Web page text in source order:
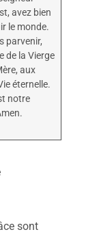
avez bien
le monde.
parvenir,
de la Vierge
aux
éternelle.
notre
sont